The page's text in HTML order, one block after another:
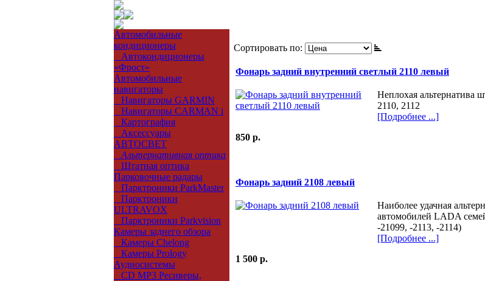
Автомобильные
кондиционеры
Автокондиционеры
«Фрост»
Автомобильные
навигаторы
Навигаторы GARMIN
Навигаторы CARMAN i
Картография
Аксессуары
АВТОСВЕТ
Альтернативная оптика
Штатная оптика
Парковочные радары
Парктроники ParkMaster
Парктроники
ULTRAVOX
Парктроники Parkvision
Камеры заднего обзора
Камеры Chelong
Камеры Prology
Аудиосистемы
CD MP3 Ресиверы,
Сортировать по:
Фонарь задний внутренний светлый 2110 левый
Неплохая альтернатива
2110, 2112
[Подробнее ...]
850 p.
Фонарь задний 2108 левый
Наиболее удачная
автомобилей LADA
-21099, -2113, -2114)
[Подробнее ...]
1 500 p.